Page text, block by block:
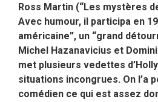
Ross Martin (“Les mystères
Avec humour, il participa en
américaine”, un “grand
Michel Hazanavicius et
met plusieurs vedettes
situations incongrues. On l’a
comédien ce qui est assez